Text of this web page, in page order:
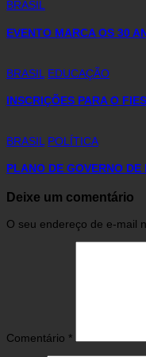
BRASIL
EVENTO MARCA OS 30
BRASIL EDUCAÇÃO
INSCRIÇÕES PARA O
BRASIL POLÍTICA
PLANO DE GOVERNO
Deixe um comentário
O seu endereço de e-mail
Comentário *